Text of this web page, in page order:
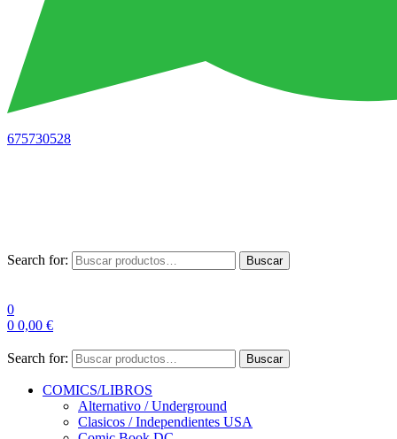
675730528
Search for: Buscar
0
0 0,00 €
Search for: Buscar
COMICS/LIBROS
Alternativo / Underground
Clasicos / Independientes USA